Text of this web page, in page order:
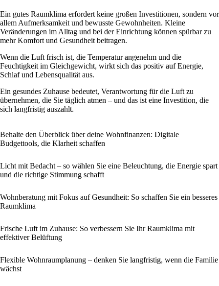
Ein gutes Raumklima erfordert keine großen Investitionen, sondern vor
allem Aufmerksamkeit und bewusste Gewohnheiten. Kleine
Veränderungen im Alltag und bei der Einrichtung können spürbar zu
mehr Komfort und Gesundheit beitragen.
Wenn die Luft frisch ist, die Temperatur angenehm und die
Feuchtigkeit im Gleichgewicht, wirkt sich das positiv auf Energie,
Schlaf und Lebensqualität aus.
Ein gesundes Zuhause bedeutet, Verantwortung für die Luft zu
übernehmen, die Sie täglich atmen – und das ist eine Investition, die
sich langfristig auszahlt.
Behalte den Überblick über deine Wohnfinanzen: Digitale
Budgettools, die Klarheit schaffen
Licht mit Bedacht – so wählen Sie eine Beleuchtung, die Energie spart
und die richtige Stimmung schafft
Wohnberatung mit Fokus auf Gesundheit: So schaffen Sie ein besseres
Raumklima
Frische Luft im Zuhause: So verbessern Sie Ihr Raumklima mit
effektiver Belüftung
Flexible Wohnraumplanung – denken Sie langfristig, wenn die Familie
wächst